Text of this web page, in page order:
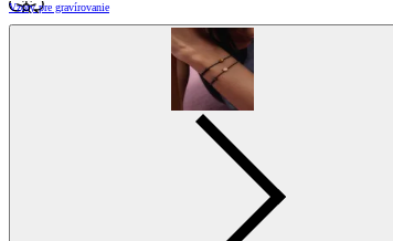
Vzory pre gravírovanie